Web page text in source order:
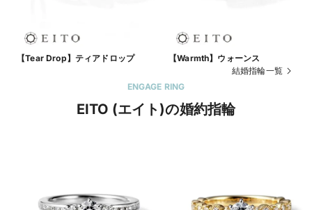
【Tear Drop】ティアドロップ
【Warmth】ウォーンス
結婚指輪一覧
ENGAGE RING
EITO (エイト)の婚約指輪